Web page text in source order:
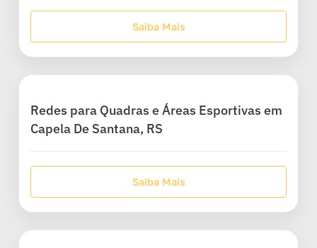
Saiba Mais
Redes para Quadras e Áreas Esportivas em
Capela De Santana, RS
Saiba Mais